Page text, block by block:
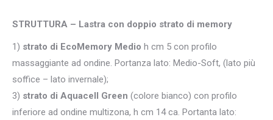
STRUTTURA – Lastra con doppio strato di memory
1) strato di EcoMemory Medio h cm 5 con profilo
massaggiante ad ondine. Portanza lato: Medio-Soft, (lato più
soffice – lato invernale);
3) strato di Aquacell Green (colore bianco) con profilo
inferiore ad ondine multizona, h cm 14 ca. Portanta lato: